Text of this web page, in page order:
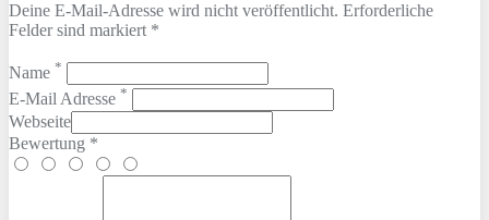
Deine E-Mail-Adresse wird nicht veröffentlicht. Erforderliche
Felder sind markiert *
Name *
E-Mail Adresse *
Webseite
Bewertung *